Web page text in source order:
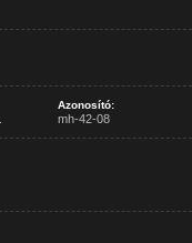
Azonosító:
mh-42-08